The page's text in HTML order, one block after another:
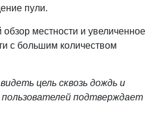
пули.
местности и увеличенное
с большим количеством
цель сквозь дождь и
подтверждает